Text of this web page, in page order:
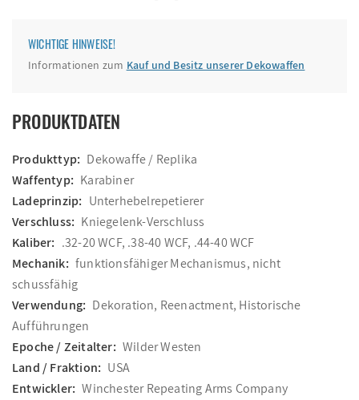
WICHTIGE HINWEISE!
Informationen zum Kauf und Besitz unserer Dekowaffen
PRODUKTDATEN
Produkttyp: Dekowaffe / Replika
Waffentyp: Karabiner
Ladeprinzip: Unterhebelrepetierer
Verschluss: Kniegelenk-Verschluss
Kaliber: .32-20 WCF, .38-40 WCF, .44-40 WCF
Mechanik: funktionsfähiger Mechanismus, nicht
schussfähig
Verwendung: Dekoration, Reenactment, Historische
Aufführungen
Epoche / Zeitalter: Wilder Westen
Land / Fraktion: USA
Entwickler: Winchester Repeating Arms Company